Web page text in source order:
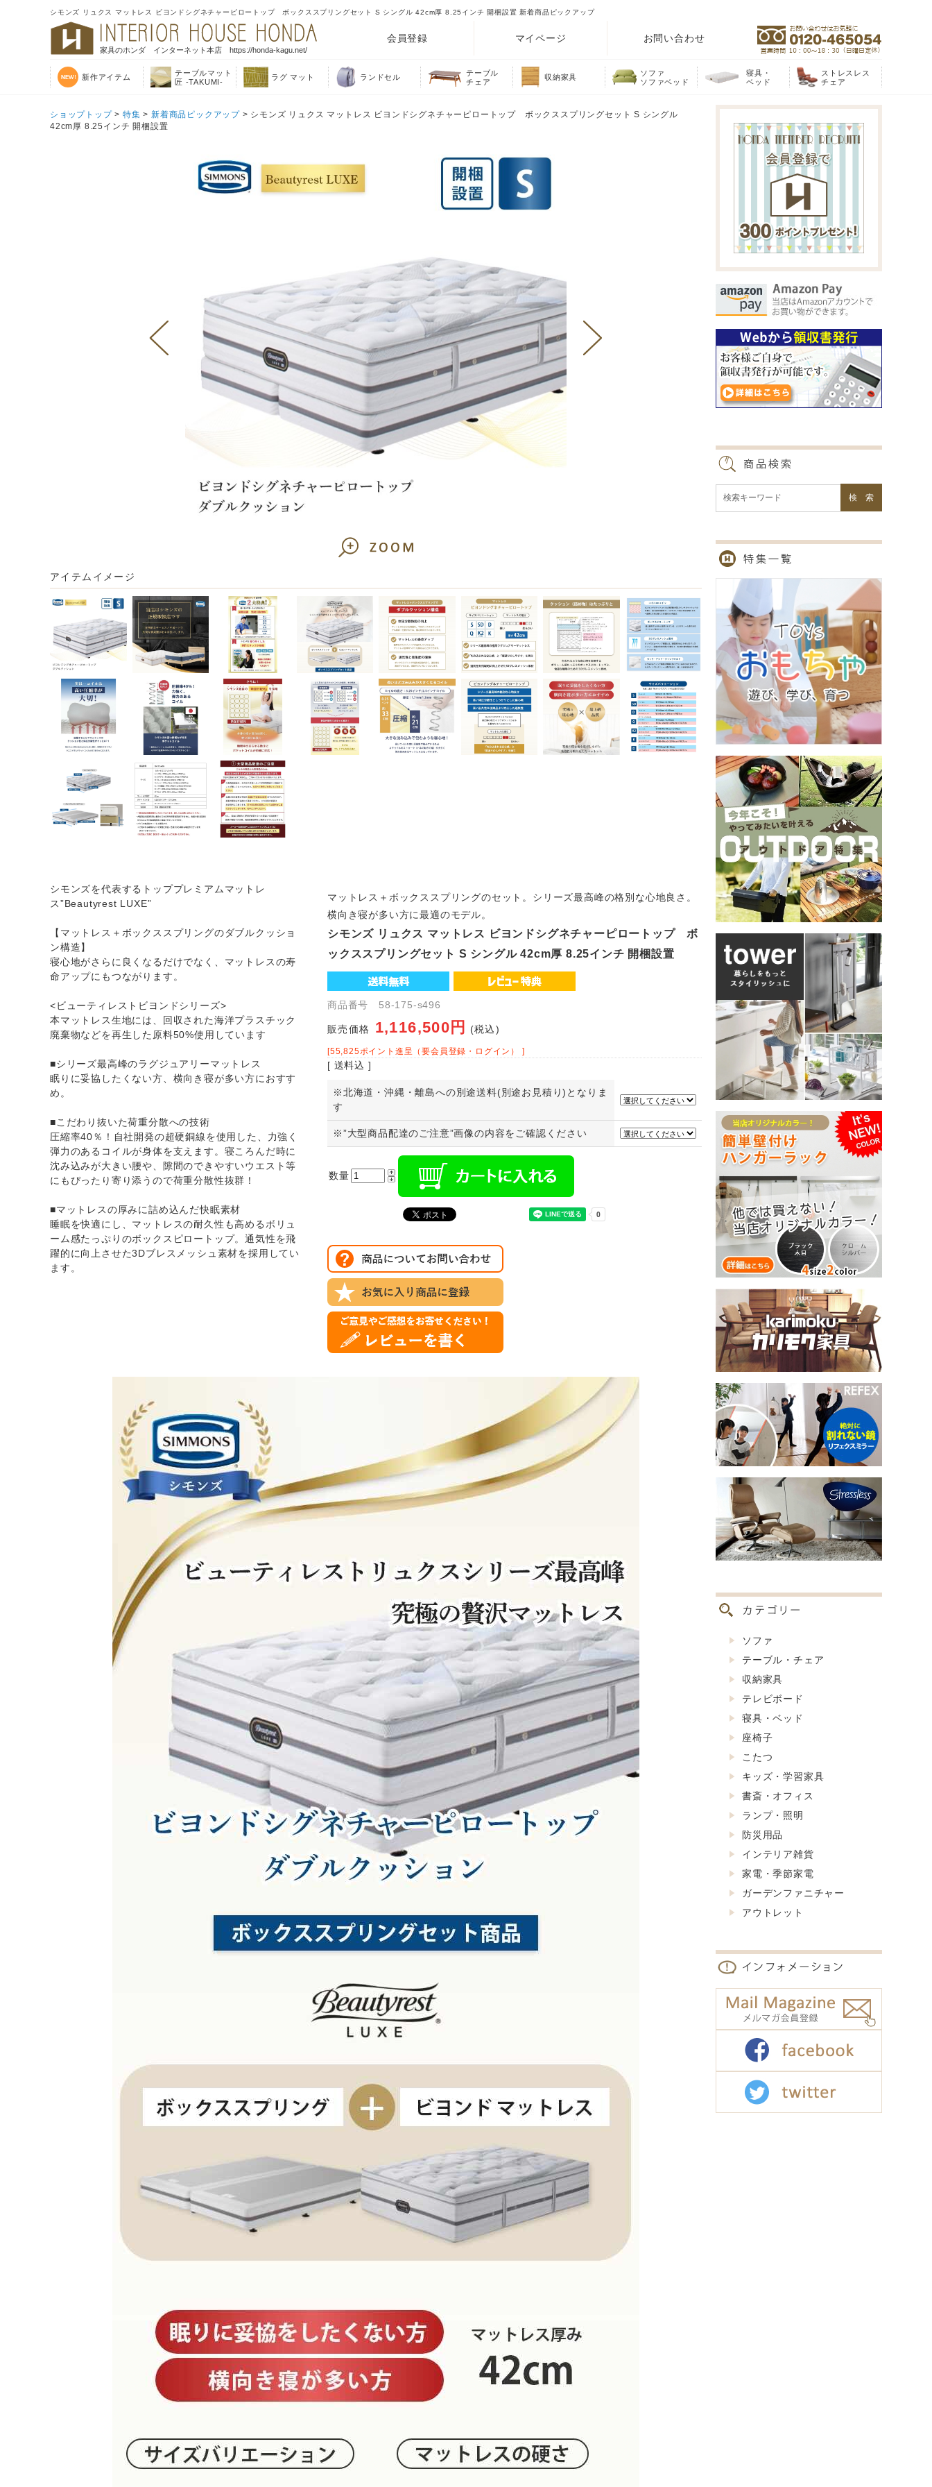
シモンズ リュクス マットレス ビヨンドシグネチャーピロートップ ボックススプリングセット S シングル 42cm厚 8.25インチ 開梱設置 新着商品ピックアップ
家具のホンダ インターネット本店 https://honda-kagu.net/
会員登録 マイページ お問い合わせ
新作アイテム
テーブルマット
匠 -TAKUMI-
ラグ マット ランドセル
テーブル
チェア
収納家具
ソファ
ソファベッド
寝具・
ベッド
ストレスレス
チェア
ショップトップ> 特集 >新着商品ピックアップ > シモンズ リュクス マットレス ビヨンドシグネチャーピロートップ ボックススプリングセット S シングル
42cm厚 8.25インチ 開梱設置
アイテムイメージ
シモンズを代表するトッププレミアムマットレ
ス”Beautyrest LUXE”
【マットレス＋ボックススプリングのダブルクッショ
ン構造】
寝心地がさらに良くなるだけでなく、マットレスの寿
命アップにもつながります。
<ビューティレストビヨンドシリーズ>
本マットレス生地には、回収された海洋プラスチック
廃棄物などを再生した原料50%使用しています
■シリーズ最高峰のラグジュアリーマットレス
眠りに妥協したくない方、横向き寝が多い方におすす
め。
■こだわり抜いた荷重分散への技術
圧縮率40％！自社開発の超硬銅線を使用した、力強く
弾力のあるコイルが身体を支えます。寝ころんだ時に
沈み込みが大きい腰や、隙間のできやすいウエスト等
にもぴったり寄り添うので荷重分散性抜群！
■マットレスの厚みに詰め込んだ快眠素材
睡眠を快適にし、マットレスの耐久性も高めるボリュ
ーム感たっぷりのボックスピロートップ。通気性を飛
躍的に向上させた3Dブレスメッシュ素材を採用してい
ます。
マットレス＋ボックススプリングのセット。シリーズ最高峰の格別な心地良さ。
横向き寝が多い方に最適のモデル。
シモンズ リュクス マットレス ビヨンドシグネチャーピロートップ ボ
ックススプリングセット S シングル 42cm厚 8.25インチ 開梱設置
商品番号 58-175-s496
販売価格 1,116,500円 (税込)
[55,825ポイント進呈（要会員登録・ログイン） ]
[ 送料込 ]
※北海道・沖縄・離島への別途送料(別途お見積り)となりま
す
※”大型商品配達のご注意”画像の内容をご確認ください
数量
ソファ
テーブル・チェア
収納家具
テレビボード
寝具・ベッド
座椅子
こたつ
キッズ・学習家具
書斎・オフィス
ランプ・照明
防災用品
インテリア雑貨
家電・季節家電
ガーデンファニチャー
アウトレット